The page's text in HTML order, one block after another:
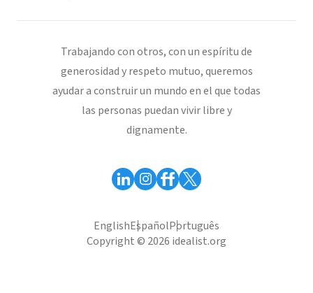
Trabajando con otros, con un espíritu de
generosidad y respeto mutuo, queremos
ayudar a construir un mundo en el que todas
las personas puedan vivir libre y
dignamente.
EnglishEspañolPortuguês
Copyright © 2026 idealist.org